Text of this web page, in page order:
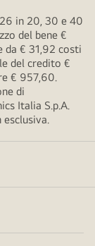
in 20, 30 e 40
del bene €
da € 31,92 costi
del credito €
€ 957,60.
di
Italia S.p.A.